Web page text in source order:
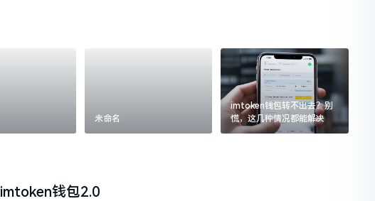
未命名
imtoken钱包转不出去？别
慌，这几种情况都能解决
imtoken钱包2.0